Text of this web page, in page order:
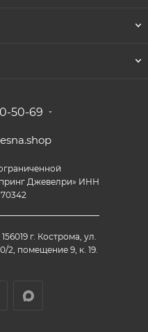
50-69
Джевелри» ИНН
г. Кострома, ул.
2, помещение 9, к. 19.